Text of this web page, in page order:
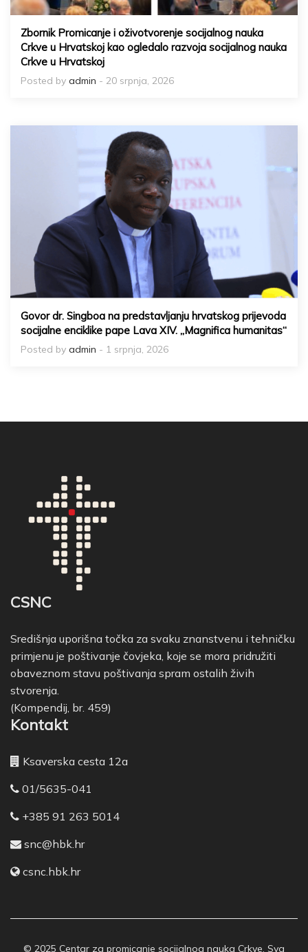
Zbornik Promicanje i oživotvorenje socijalnog nauka
Crkve u Hrvatskoj kao ogledalo razvoja socijalnog nauka
Crkve u Hrvatskoj
Posted by admin - 20 srpnja, 2026
Govor dr. Singboa na predstavljanju hrvatskog prijevoda
socijalne enciklike pape Lava XIV. „Magnifica humanitas“
Posted by admin - 1 srpnja, 2026
CSNC
Središnja uporišna točka za svaku znanstvenu i tehničku
primjenu je poštivanje čovjeka, koje se mora pridružiti
obaveznom stavu poštivanja spram ostalih živih
stvorenja.
(Kompendij, br. 459)
Kontakt
Ksaverska cesta 12a
01/5635-041
+385 91 263 5014
snc@hbk.hr
csnc.hbk.hr
© 2025 Centar za promicanje socijalnog nauka Crkve, Sva